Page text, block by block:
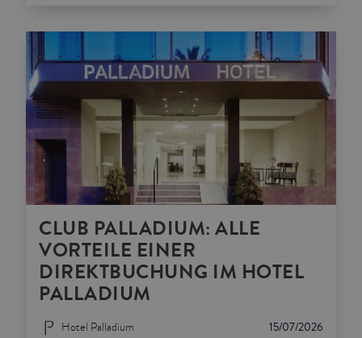
CLUB PALLADIUM: ALLE
VORTEILE EINER
DIREKTBUCHUNG IM HOTEL
PALLADIUM
15/07/2026
Hotel Palladium